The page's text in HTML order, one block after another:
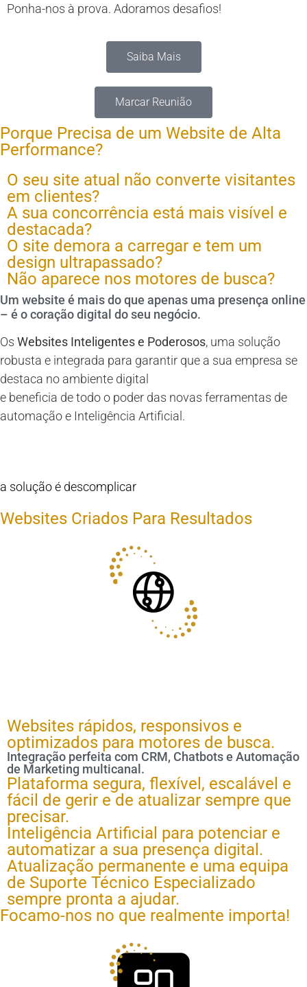
Ponha-nos à prova. Adoramos desafios!
Saiba Mais
Marcar Reunião
Porque Precisa de um Website de Alta
Performance?
O seu site atual não converte visitantes
em clientes?
A sua concorrência está mais visível e
destacada?
O site demora a carregar e tem um
design ultrapassado?
Não aparece nos motores de busca?
Um website é mais do que apenas uma presença online
– é o coração digital do seu negócio.
Os Websites Inteligentes e Poderosos, uma solução
robusta e integrada para garantir que a sua empresa se
destaca no ambiente digital
e beneficia de todo o poder das novas ferramentas de
automação e Inteligência Artificial.
a solução é descomplicar
Websites Criados Para Resultados
Websites rápidos, responsivos e
optimizados para motores de busca.
Integração perfeita com CRM, Chatbots e Automação
de Marketing multicanal.
Plataforma segura, flexível, escalável e
fácil de gerir e de atualizar sempre que
precisar.
Inteligência Artificial para potenciar e
automatizar a sua presença digital.
Atualização permanente e uma equipa
de Suporte Técnico Especializado
sempre pronta a ajudar.
Focamo-nos no que realmente importa!